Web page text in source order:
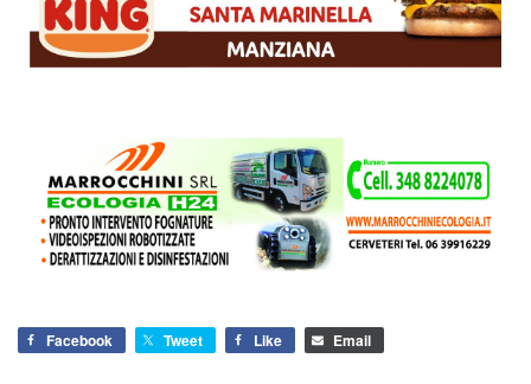
Facebook Tweet Like Email